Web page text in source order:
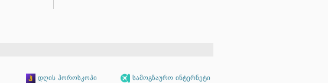
დღის ჰოროსკოპი სამოგზაურო ინტერნეტი